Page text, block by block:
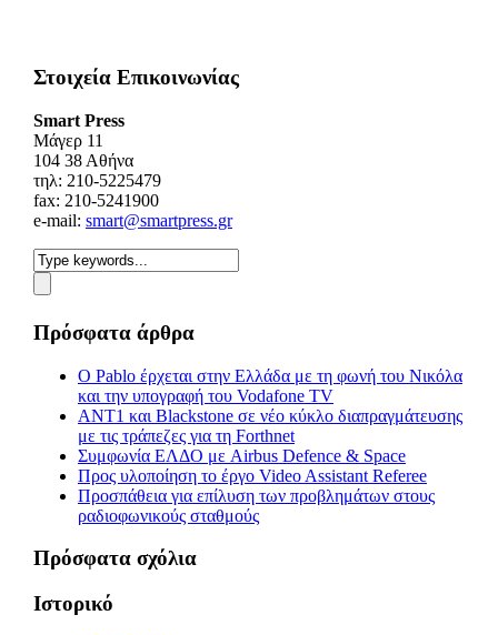
Στοιχεία Επικοινωνίας
Smart Press
Mάγερ 11
104 38 Αθήνα
τηλ: 210-5225479
fax: 210-5241900
e-mail: smart@smartpress.gr
Πρόσφατα άρθρα
Ο Pablo έρχεται στην Ελλάδα με τη φωνή του Νικόλα
και την υπογραφή του Vodafone TV
ΑΝΤ1 και Blackstone σε νέο κύκλο διαπραγμάτευσης
με τις τράπεζες για τη Forthnet
Συμφωνία ΕΛΔΟ με Airbus Defence & Space
Προς υλοποίηση το έργο Video Assistant Referee
Προσπάθεια για επίλυση των προβλημάτων στους
ραδιοφωνικούς σταθμούς
Πρόσφατα σχόλια
Ιστορικό